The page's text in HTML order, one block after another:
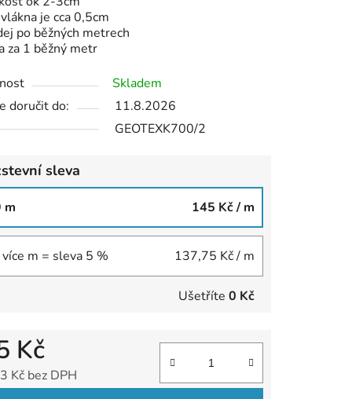
je cca 0,5cm
po běžných metrech
za 1 běžný metr
Skladem
doručit do:
11.8.2026
GEOTEXK700/2
sleva
m 145 Kč/ m
více m = sleva 5 % 137,75 Kč/ m
Ušetříte 0 Kč
Kč
Kč bez DPH